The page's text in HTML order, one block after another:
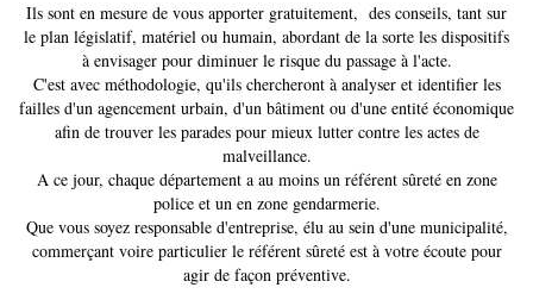
Ils sont en mesure de vous apporter gratuitement, des conseils, tant sur
le plan législatif, matériel ou humain, abordant de la sorte les dispositifs
à envisager pour diminuer le risque du passage à l'acte.
C'est avec méthodologie, qu'ils chercheront à analyser et identifier les
failles d'un agencement urbain, d'un bâtiment ou d'une entité économique
afin de trouver les parades pour mieux lutter contre les actes de
malveillance.
A ce jour, chaque département a au moins un référent sûreté en zone
police et un en zone gendarmerie.
Que vous soyez responsable d'entreprise, élu au sein d'une municipalité,
commerçant voire particulier le référent sûreté est à votre écoute pour
agir de façon préventive.